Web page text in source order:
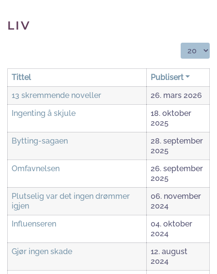
LIV
Vis ant.:
Tittel
Publisert
13 skremmende noveller
26. mars 2026
Ingenting å skjule
18. oktober
2025
Bytting-sagaen
28. september
2025
Omfavnelsen
26. september
2025
Plutselig var det ingen drømmer
igjen
06. november
2024
Influenseren
04. oktober
2024
Gjør ingen skade
12. august
2024